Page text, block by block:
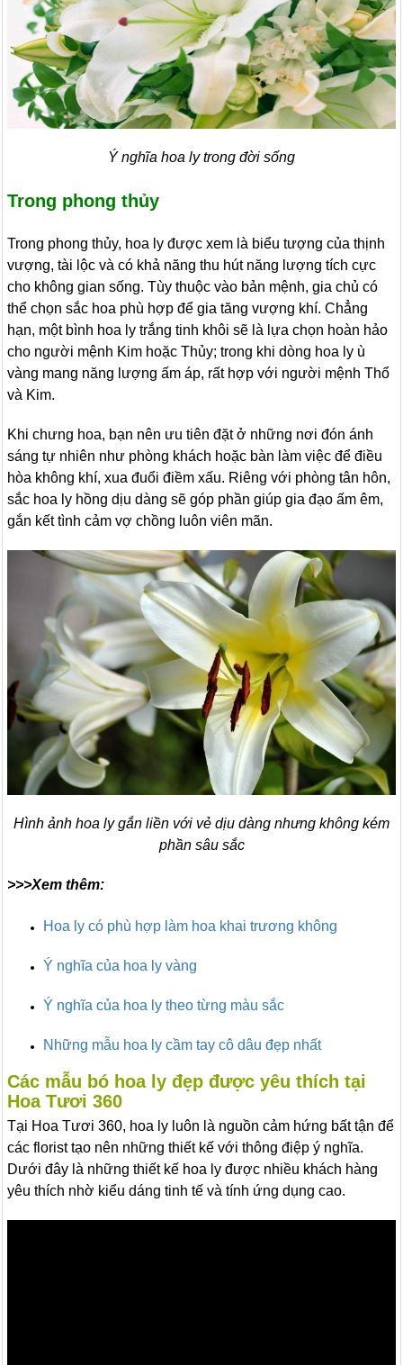
Ý nghĩa hoa ly trong đời sống
Trong phong thủy
Trong phong thủy, hoa ly được xem là biểu tượng của thịnh
vượng, tài lộc và có khả năng thu hút năng lượng tích cực
cho không gian sống. Tùy thuộc vào bản mệnh, gia chủ có
thể chọn sắc hoa phù hợp để gia tăng vượng khí. Chẳng
hạn, một bình hoa ly trắng tinh khôi sẽ là lựa chọn hoàn hảo
cho người mệnh Kim hoặc Thủy; trong khi dòng hoa ly ù
vàng mang năng lượng ấm áp, rất hợp với người mệnh Thổ
và Kim.
Khi chưng hoa, bạn nên ưu tiên đặt ở những nơi đón ánh
sáng tự nhiên như phòng khách hoặc bàn làm việc để điều
hòa không khí, xua đuổi điềm xấu. Riêng với phòng tân hôn,
sắc hoa ly hồng dịu dàng sẽ góp phần giúp gia đạo ấm êm,
gắn kết tình cảm vợ chồng luôn viên mãn.
Hình ảnh hoa ly gắn liền với vẻ dịu dàng nhưng không kém
phần sâu sắc
>>>Xem thêm:
Hoa ly có phù hợp làm hoa khai trương không
Ý nghĩa của hoa ly vàng
Ý nghĩa của hoa ly theo từng màu sắc
Những mẫu hoa ly cầm tay cô dâu đẹp nhất
Các mẫu bó hoa ly đẹp được yêu thích tại
Hoa Tươi 360
Tại Hoa Tươi 360, hoa ly luôn là nguồn cảm hứng bất tận để
các florist tạo nên những thiết kế với thông điệp ý nghĩa.
Dưới đây là những thiết kế hoa ly được nhiều khách hàng
yêu thích nhờ kiểu dáng tinh tế và tính ứng dụng cao.